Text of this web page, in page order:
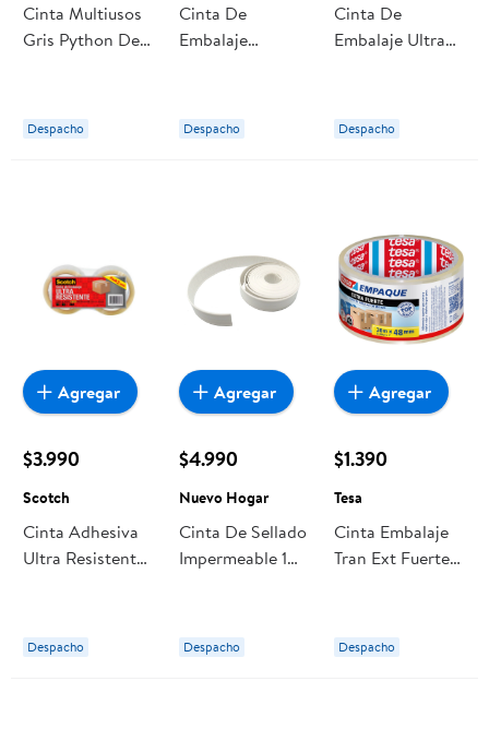
Cinta Multiusos
Gris Python De
Tape Poxipol
Despacho
Cinta De
Embalaje
Despacho
Cinta De
Embalaje Ultra
Scotch
Despacho
$3.990
Scotch
Cinta Adhesiva
Ultra Resistente
48 Mm X 30 M,
Pack 2 Un 2 Un
Despacho
Agregar
$4.990
Nuevo Hogar
Cinta De Sellado
Impermeable 1
Blanco
Despacho
Agregar
$1.390
Tesa
Cinta Embalaje
Tran Ext Fuerte
Despacho
Agregar